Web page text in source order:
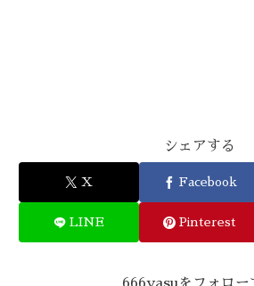
シェアする
X Facebook
LINE Pinterest